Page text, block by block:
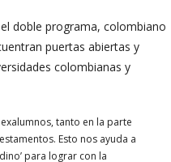
doble programa, colombiano
puertas abiertas y
colombianas y
tanto en la parte
Esto nos ayuda a
para lograr con la